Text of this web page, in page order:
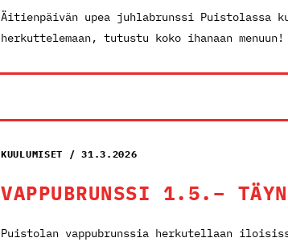
Äitienpäivän upea juhlabrunssi Puistolassa
herkuttelemaan, tutustu koko ihanaan menuun!
KUULUMISET / 31.3.2026
VAPPUBRUNSSI 1.5.–
Puistolan vappubrunssia herkutellaan